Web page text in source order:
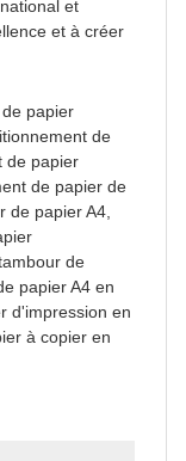
et
et à créer
papier
de
de papier
de papier de
de papier A4,
de
papier A4 en
d'impression en
à copier en